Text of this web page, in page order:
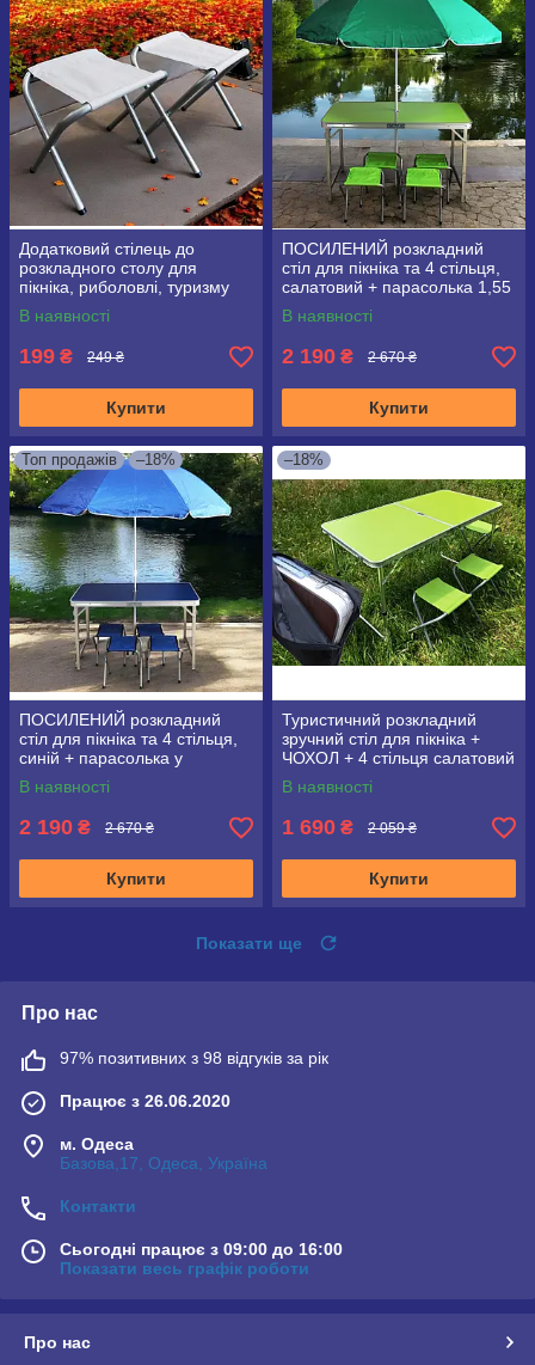
Додатковий стілець до
розкладного столу для
пікніка, риболовлі, туризму
В наявності
199 ₴ 249 ₴
Купити
ПОСИЛЕНИЙ розкладний
стіл для пікніка та 4 стільця,
салатовий + парасолька 1,55
м у подарунок!
В наявності
2 190 ₴ 2 670 ₴
Купити
Топ продажів –18%
ПОСИЛЕНИЙ розкладний
стіл для пікніка та 4 стільця,
синій + парасолька у
подарунок!
В наявності
2 190 ₴ 2 670 ₴
Купити
–18%
Туристичний розкладний
зручний стіл для пікніка +
ЧОХОЛ + 4 стільця салатовий
В наявності
1 690 ₴ 2 059 ₴
Купити
Показати ще
Про нас
97% позитивних з 98 відгуків за рік
Працює з 26.06.2020
м. Одеса
Базова,17, Одеса, Україна
Контакти
Сьогодні працює з 09:00 до 16:00
Показати весь графік роботи
Про нас